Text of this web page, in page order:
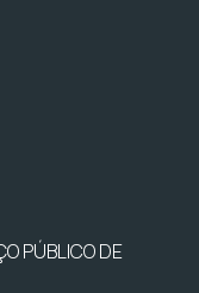
PÚBLICO DE